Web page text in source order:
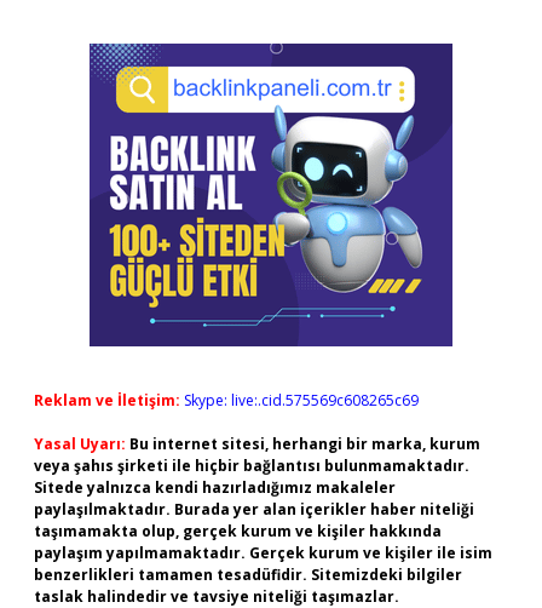
Reklam ve İletişim: Skype: live:.cid.575569c608265c69
Yasal Uyarı: Bu internet sitesi, herhangi bir marka, kurum
veya şahıs şirketi ile hiçbir bağlantısı bulunmamaktadır.
Sitede yalnızca kendi hazırladığımız makaleler
paylaşılmaktadır. Burada yer alan içerikler haber niteliği
taşımamakta olup, gerçek kurum ve kişiler hakkında
paylaşım yapılmamaktadır. Gerçek kurum ve kişiler ile isim
benzerlikleri tamamen tesadüfidir. Sitemizdeki bilgiler
taslak halindedir ve tavsiye niteliği taşımazlar.